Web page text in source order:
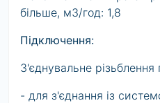
більше, м3/год: 1,8
Підключення:
З'єднувальне різьблення
- для з'єднання із